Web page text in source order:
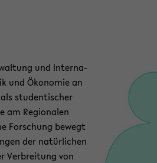
und In­ter­na­
und Öko­no­mie an
stu­den­ti­scher
am Re­gio­na­len
For­schung be­wegt
der na­tür­li­chen
Ver­brei­tung von